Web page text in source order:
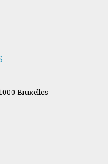
Bruxelles